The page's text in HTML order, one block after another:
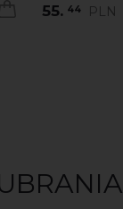
55. 44 PLN